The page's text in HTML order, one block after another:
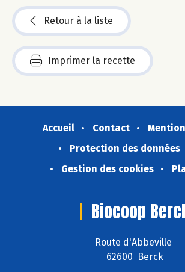
Retour à la liste
Imprimer la recette
Accueil Contact
Protection des données
Gestion des cookies
Biocoop
Route d'Abbeville
62600 Berck